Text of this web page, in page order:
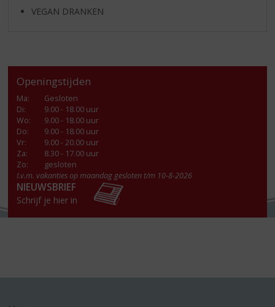
VEGAN DRANKEN
Openingstijden
Ma:
Gesloten
Di:
9.00 - 18.00 uur
Wo:
9.00 - 18.00 uur
Do:
9.00 - 18.00 uur
Vr:
9.00 - 20.00 uur
Za:
8.30 - 17.00 uur
Zo:
gesloten
I.v.m. vakanties op maandag gesloten t/m 10-8-2026
NIEUWSBRIEF
Schrijf je hier in